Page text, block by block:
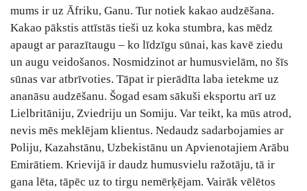
mums ir uz Āfriku, Ganu. Tur notiek kakao audzēšana.
Kakao pākstis attīstās tieši uz koka stumbra, kas mēdz
apaugt ar parazītaugu – ko līdzīgu sūnai, kas kavē ziedu
un augu veidošanos. Nosmidzinot ar humusvielām, no šīs
sūnas var atbrīvoties. Tāpat ir pierādīta laba ietekme uz
ananāsu audzēšanu. Šogad esam sākuši eksportu arī uz
Lielbritāniju, Zviedriju un Somiju. Var teikt, ka mūs atrod,
nevis mēs meklējam klientus. Nedaudz sadarbojamies ar
Poliju, Kazahstānu, Uzbekistānu un Apvienotajiem Arābu
Emirātiem. Krievijā ir daudz humusvielu ražotāju, tā ir
gana lēta, tāpēc uz to tirgu nemērķējam. Vairāk vēlētos